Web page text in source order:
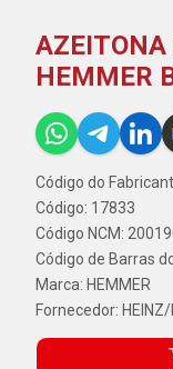
AZEITONA
HEMMER
Código do
Código: 17833
Código NCM:
Código de Barras
Marca: HEMMER
Fornecedor: